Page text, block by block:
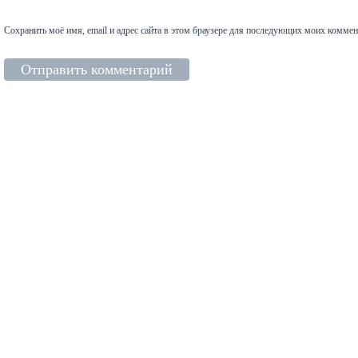
Сохранить моё имя, email и адрес сайта в этом браузере для последующих моих